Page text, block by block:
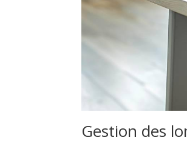
Gestion des